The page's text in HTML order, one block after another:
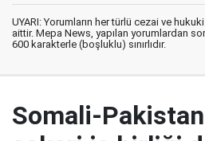
UYARI: Yorumların her türlü cezai ve
aittir. Mepa News, yapılan yorumlardan
600 karakterle (boşluklu) sınırlıdır.
Somali-